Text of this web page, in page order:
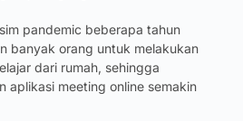
pandemic beberapa tahun
banyak orang untuk melakukan
dari rumah, sehingga
aplikasi meeting online semakin